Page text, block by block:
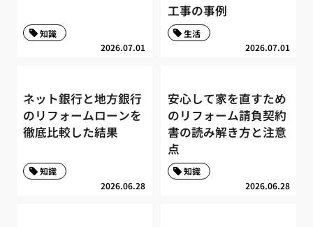
2026.07.01
知識
工事の事例
2026.07.01
生活
ネット銀行と地方銀行
のリフォームローンを
徹底比較した結果
2026.06.28
知識
安心して家を直すため
のリフォーム請負契約
書の読み解き方と注意
点
2026.06.28
知識